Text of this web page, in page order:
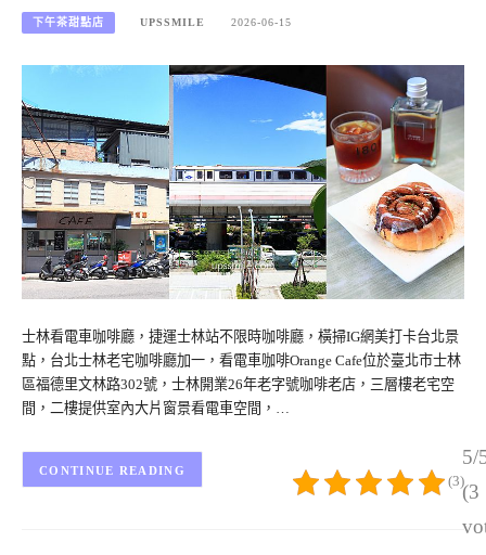
下午茶甜點店 UPSSMILE 2026-06-15
士林看電車咖啡廳，捷運士林站不限時咖啡廳，橫掃IG網美打卡台北景
點，台北士林老宅咖啡廳加一，看電車咖啡Orange Cafe位於臺北市士林
區福德里文林路302號，士林開業26年老字號咖啡老店，三層樓老宅空
間，二樓提供室內大片窗景看電車空間，…
5/
(3
(3)
CONTINUE READING